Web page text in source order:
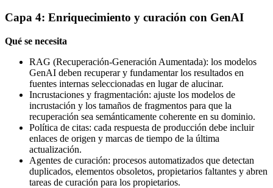
Capa 4: Enriquecimiento y curación con GenAI
Qué se necesita
RAG (Recuperación‑Generación Aumentada): los modelos
GenAI deben recuperar y fundamentar los resultados en
fuentes internas seleccionadas en lugar de alucinar.
Incrustaciones y fragmentación: ajuste los modelos de
incrustación y los tamaños de fragmentos para que la
recuperación sea semánticamente coherente en su dominio.
Política de citas: cada respuesta de producción debe incluir
enlaces de origen y marcas de tiempo de la última
actualización.
Agentes de curación: procesos automatizados que detectan
duplicados, elementos obsoletos, propietarios faltantes y abren
tareas de curación para los propietarios.